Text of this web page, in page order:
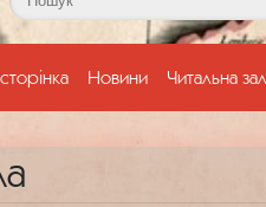
(current)
Новини Читальна